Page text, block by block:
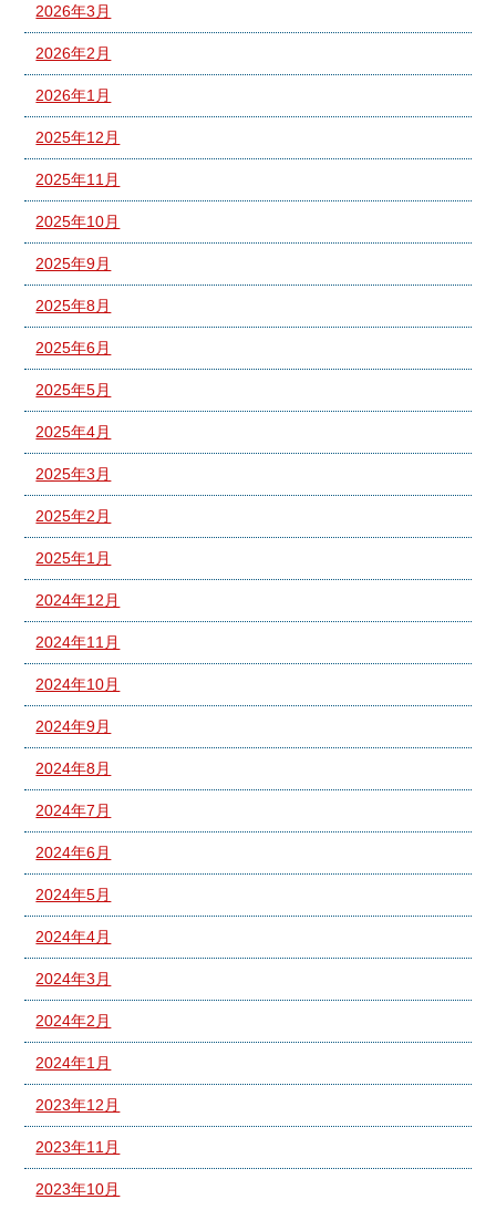
2026年3月
2026年2月
2026年1月
2025年12月
2025年11月
2025年10月
2025年9月
2025年8月
2025年6月
2025年5月
2025年4月
2025年3月
2025年2月
2025年1月
2024年12月
2024年11月
2024年10月
2024年9月
2024年8月
2024年7月
2024年6月
2024年5月
2024年4月
2024年3月
2024年2月
2024年1月
2023年12月
2023年11月
2023年10月